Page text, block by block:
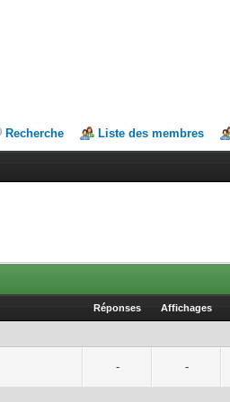
Recherche Liste des membres
Réponses Affichages
- -